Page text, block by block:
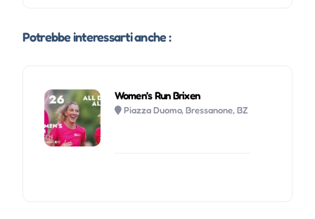
Potrebbe interessarti anche :
Women’s Run Brixen
Piazza Duomo, Bressanone, BZ